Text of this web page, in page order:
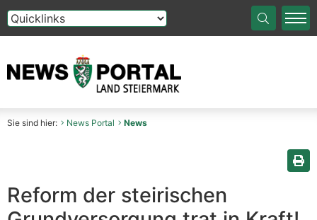
Die Auswahl einer Option im Select-Element führt auf
Sie sind hier: News Portal News
Reform der steirischen